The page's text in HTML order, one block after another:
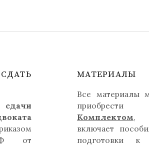
от
МАТЕРИАЛЫ
Все материалы
приобрести
Комплектом,
включает
подготовки к